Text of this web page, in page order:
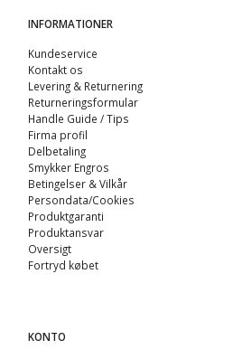
INFORMATIONER
Kundeservice
Kontakt os
Levering & Returnering
Returneringsformular
Handle Guide / Tips
Firma profil
Delbetaling
Smykker Engros
Betingelser & Vilkår
Persondata/Cookies
Produktgaranti
Produktansvar
Oversigt
Fortryd købet
KONTO